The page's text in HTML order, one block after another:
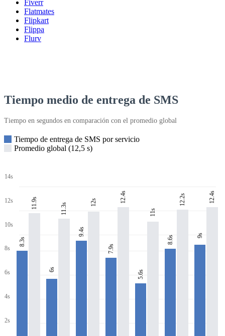
Fiverr
Flatmates
Flipkart
Flippa
Flurv
Tiempo medio de entrega de SMS
Tiempo en segundos en comparación con el promedio global
Tiempo de entrega de SMS por servicio
Promedio global (12,5 s)
14s
12s
10s
8s
6s
4s
2s
8.3s
11.9s
6s
11.3s
9.4s
12s
7.9s
12.4s
5.6s
11s
8.6s
12.2s
9s
12.4s